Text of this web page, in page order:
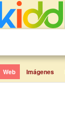
Web Imágenes